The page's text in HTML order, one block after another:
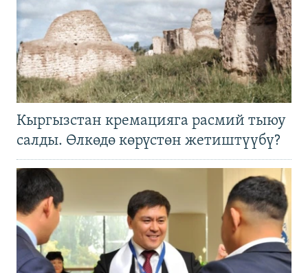
Кыргызстан кремацияга расмий тыюу
салды. Өлкөдө көрүстөн жетиштүүбү?